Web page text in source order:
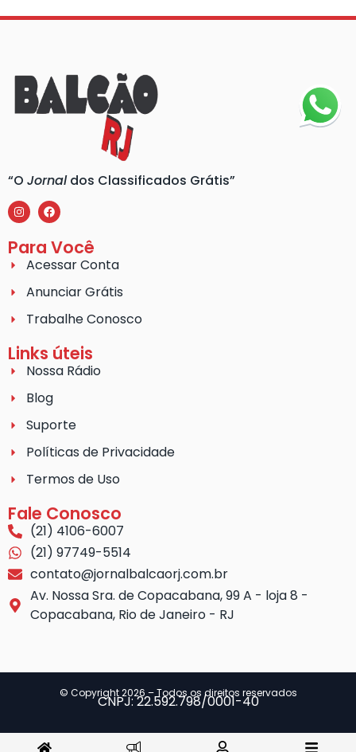
“O Jornaldos Classificados Grátis”
Para Você
Acessar Conta
Anunciar Grátis
Trabalhe Conosco
Links úteis
Nossa Rádio
Blog
Suporte
Políticas de Privacidade
Termos de Uso
Fale Conosco
(21) 4106-6007
(21) 97749-5514
contato@jornalbalcaorj.com.br
Av. Nossa Sra. de Copacabana, 99 A - loja 8 -
Copacabana, Rio de Janeiro - RJ
© Copyright 2026 – Todos os direitos reservados
CNPJ: 22.592.798/0001-40